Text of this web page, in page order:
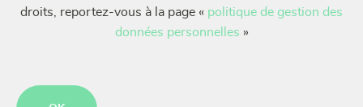
droits, reportez-vous à la page « politique de gestion des
données personnelles »